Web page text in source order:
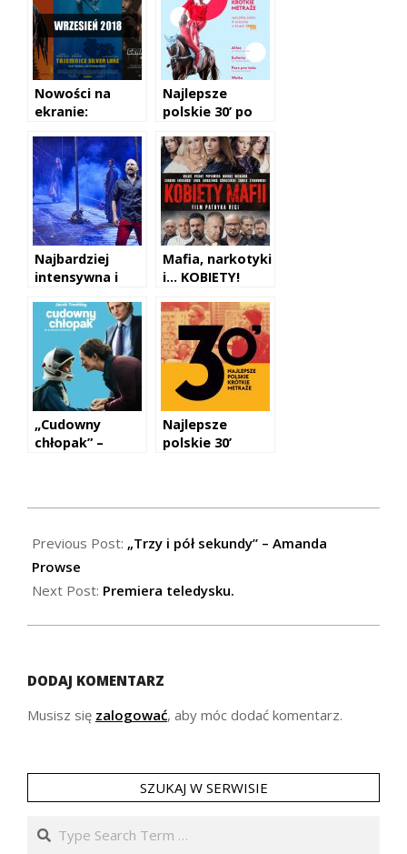
Nowości na
ekranie:
Najlepsze
polskie 30’ po
Najbardziej
intensywna i
sztuka
Szekspira
Mafia, narkotyki
i… KOBIETY!
„Cudowny
chłopak” –
Najlepsze
polskie 30’
09-
07
Previous Post: „Trzy i pół sekundy” – Amanda
Prowse
Next Post: Premiera teledysku.
DODAJ KOMENTARZ
Musisz się zalogować, aby móc dodać komentarz.
SZUKAJ W SERWISIE
Search